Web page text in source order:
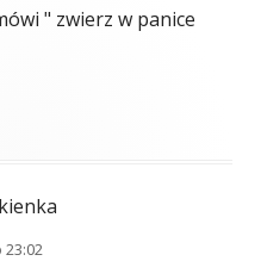
" zwierz w panice
23:02